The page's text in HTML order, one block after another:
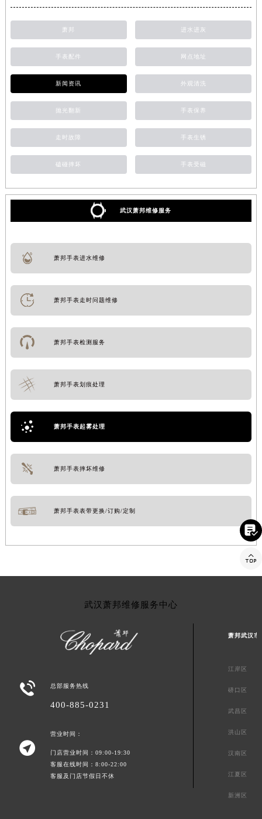
萧邦 进水进灰
手表配件 网点地址
新闻资讯 外观清洗
抛光翻新 手表保养
走时故障 手表生锈
磕碰摔坏 手表受磁
武汉萧邦维修服务
萧邦手表进水维修
萧邦手表走时问题维修
萧邦手表检测服务
萧邦手表划痕处理
萧邦手表起雾处理
萧邦手表摔坏维修
萧邦手表表带更换/订购/定制
武汉萧邦维修服务中心
 总部服务热线
400-885-0231

营业时间：
门店营业时间：09:00-19:30
客服在线时间：8:00-22:00
客服及门店节假日不休
萧邦武汉市
江岸区
硚口区
武昌区
洪山区
汉南区
江夏区
新洲区

